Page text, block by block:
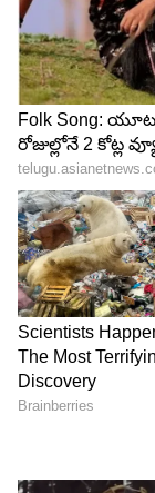
అయితే పిసిసి
ఎన్నికల్లో డిఎస్
యెండెల
ఉద్యమంలో
ఉపఎన్నిక
పోటీచేసిన డిఎస్
తెలంగాణ
చేసారు...